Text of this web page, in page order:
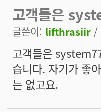
고객들은
글쓴이: lifthrasiir /
고객들은
습니다. 자기가 좋
는 없고요.